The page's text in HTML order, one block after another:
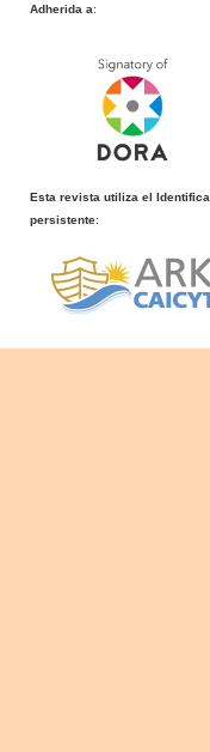
Adherida a:
Esta revista utiliza el
persistente: